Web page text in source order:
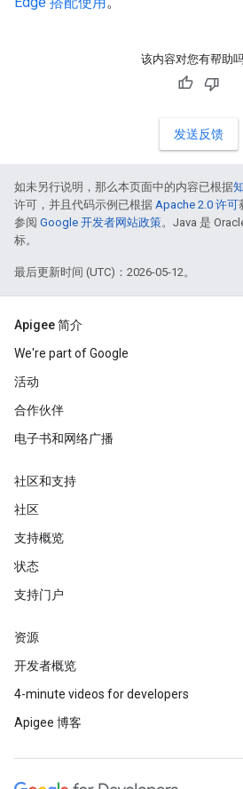
该内容对您有帮助
发送反馈
如未另行说明，那么本页面中的内容已根据
许可，并且代码示例已根据 Apache 2.0 许可
参阅 Google 开发者网站政策。Java 是
标。
最后更新时间 (UTC)：2026-05-12。
Apigee 简介
We're part of Google
活动
合作伙伴
电子书和网络广播
社区和支持
社区
支持概览
状态
支持门户
资源
开发者概览
4-minute videos for developers
Apigee 博客